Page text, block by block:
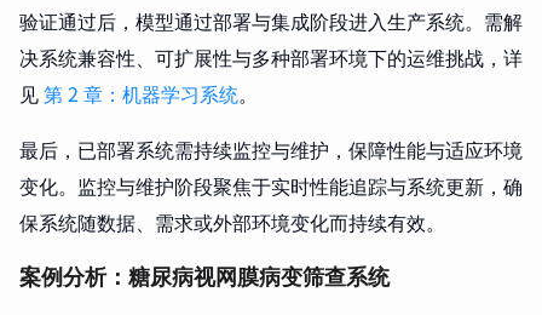
验证通过后，模型通过部署与集成阶段进入生产系统。需解
决系统兼容性、可扩展性与多种部署环境下的运维挑战，详
见第 2 章：机器学习系统。
最后，已部署系统需持续监控与维护，保障性能与适应环境
变化。监控与维护阶段聚焦于实时性能追踪与系统更新，确
保系统随数据、需求或外部环境变化而持续有效。
案例分析：糖尿病视网膜病变筛查系统